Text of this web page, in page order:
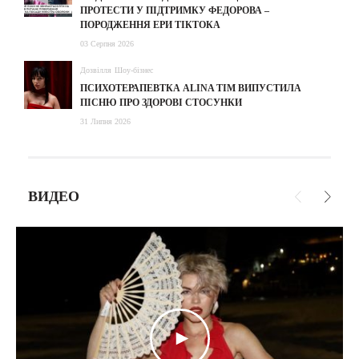
ПРОТЕСТИ У ПІДТРИМКУ ФЕДОРОВА –
ПОРОДЖЕННЯ ЕРИ ТІКТОКА
03 Серпня 2026
Дозвілля Шоу-бізнес
ПСИХОТЕРАПЕВТКА ALINA TIM ВИПУСТИЛА
ПІСНЮ ПРО ЗДОРОВІ СТОСУНКИ
31 Липня 2026
ВИДЕО